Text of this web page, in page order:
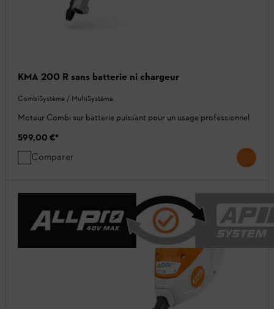
KMA 200 R sans batterie ni chargeur
CombiSystème / MultiSystème
Moteur Combi sur batterie puissant pour un usage professionnel
599,00 €*
Comparer